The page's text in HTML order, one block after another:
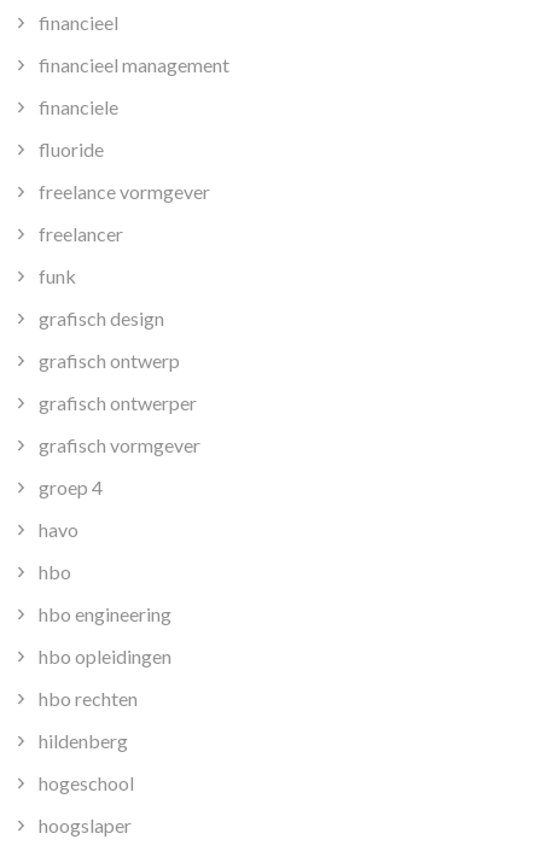
financieel
financieel management
financiele
fluoride
freelance vormgever
freelancer
funk
grafisch design
grafisch ontwerp
grafisch ontwerper
grafisch vormgever
groep 4
havo
hbo
hbo engineering
hbo opleidingen
hbo rechten
hildenberg
hogeschool
hoogslaper